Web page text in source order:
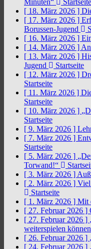
Minuten“
Startseite
[ 18. März 2026 ]
[ 17. März 2026 ]
Borussen-Jugend
[ 16. März 2026 ]
[ 14. März 2026 ]
[ 13. März 2026 ]
Jugend
Startseite
[ 12. März 2026 ]
Startseite
[ 11. März 2026 ]
Startseite
[ 10. März 2026 ]
Startseite
[ 9. März 2026 ]
[ 7. März 2026 ]
Startseite
[ 5. März 2026 ]
Torwand!“
[ 3. März 2026 ]
[ 2. März 2026 ] Viel
Startseite
[ 1. März 2026 ] Mit
[ 27. Februar 2026 ]
[ 27. Februar 2026 ]
weiterspielen
[ 26. Februar 2026 ]
[ 24. Februar 2026 ]